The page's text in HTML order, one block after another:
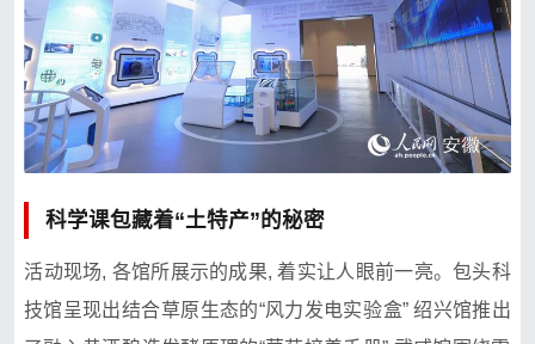
科学课包藏着“土特产”的秘密
活⁠动现场, 各馆所‍展示的成果, 着实让人​眼前一亮。包头科
技馆呈现出‍结‌合草原生态的“⁠风力发电实验‌盒” 绍兴馆推出